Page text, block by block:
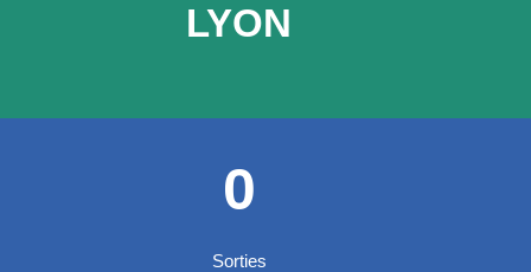
LYON
Sorties
0